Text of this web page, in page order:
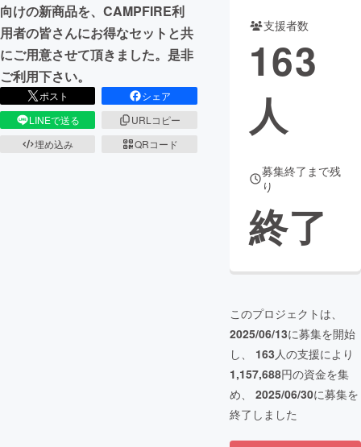
向けの新商品を、CAMPFIRE利
用者の皆さんにお得なセットと共
にご用意させて頂きました。是非
ご利用下さい。
ポスト
シェア
LINEで送る
URLコピー
埋め込み
QRコード
支援者数
163
人
募集終了まで残
り
終了
このプロジェクトは、
2025/06/13に募集を開始
し、 163人の支援により
1,157,688円の資金を集
め、 2025/06/30に募集を
終了しました